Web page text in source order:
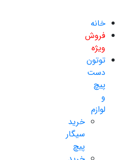
خانه
فروش
ویژه
توتون
دست
پیچ
و
لوازم
خرید
سیگار
پیچ